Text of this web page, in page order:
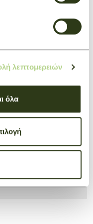
λεπτομερειών
όλα